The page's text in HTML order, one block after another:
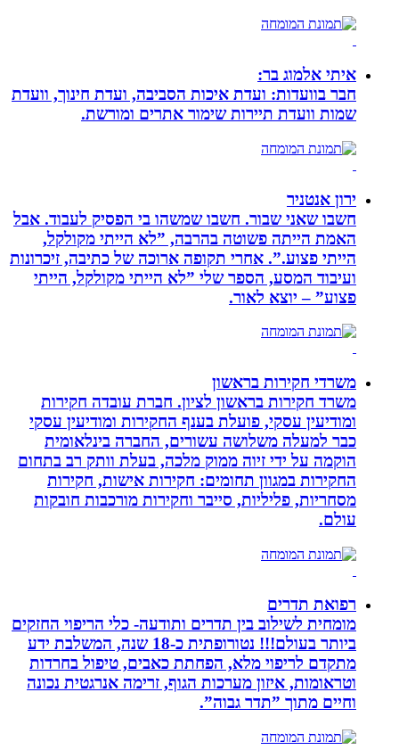
איתי אלמוג בר:
חבר בוועדות: ועדת איכות הסביבה, ועדת חינוך, וועדת
שמות וועדת תיירות שימור אתרים ומורשת.
ירון אנטניר
חשבו שאני שבור. חשבו שמשהו בי הפסיק לעבוד. אבל
האמת הייתה פשוטה בהרבה, ”לא הייתי מקולקל,
הייתי פצוע.”. אחרי תקופה ארוכה של כתיבה, זיכרונות
ועיבוד המסע, הספר שלי ”לא הייתי מקולקל, הייתי
פצוע” – יוצא לאור.
משרדי חקירות בראשון
משרד חקירות בראשון לציון. חברת עובדה חקירות
ומודיעין עסקי, פועלת בענף החקירות ומודיעין עסקי
כבר למעלה משלושה עשורים, החברה בינלאומית
הוקמה על ידי זיוה ממוק מלכה, בעלת וותק רב בתחום
החקירות במגוון תחומים: חקירות אישות, חקירות
מסחריות, פליליות, סייבר וחקירות מורכבות חובקות
עולם.
רפואת תדרים
מומחית לשילוב בין תדרים ותודעה- כלי הריפוי החזקים
ביותר בעולם!!! נטורופתית כ-18 שנה, המשלבת ידע
מתקדם לריפוי מלא, הפחתת כאבים, טיפול בחרדות
וטראומות, איזון מערכות הגוף, זרימה אנרגטית נכונה
וחיים מתוך ”תדר גבוה”.